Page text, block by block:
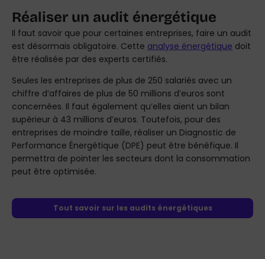
Réaliser un audit énergétique
Il faut savoir que pour certaines entreprises, faire un audit
est désormais obligatoire. Cette analyse énergétique doit
être réalisée par des experts certifiés.
Seules les entreprises de plus de 250 salariés avec un
chiffre d’affaires de plus de 50 millions d’euros sont
concernées. Il faut également qu’elles aient un bilan
supérieur à 43 millions d’euros. Toutefois, pour des
entreprises de moindre taille, réaliser un Diagnostic de
Performance Énergétique (DPE) peut être bénéfique. Il
permettra de pointer les secteurs dont la consommation
peut être optimisée.
Tout savoir sur les audits énergétiques